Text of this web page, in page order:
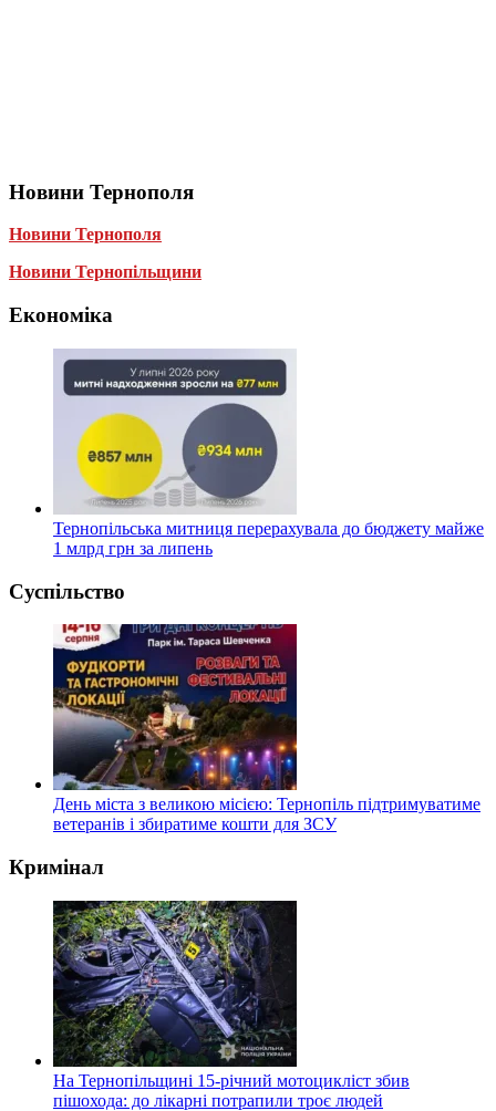
Новини Тернополя
Новини Тернополя
Новини Тернопільщини
Економіка
Тернопільська митниця перерахувала до бюджету майже
1 млрд грн за липень
Суспільство
День міста з великою місією: Тернопіль підтримуватиме
ветеранів і збиратиме кошти для ЗСУ
Кримінал
На Тернопільщині 15-річний мотоцикліст збив
пішохода: до лікарні потрапили троє людей